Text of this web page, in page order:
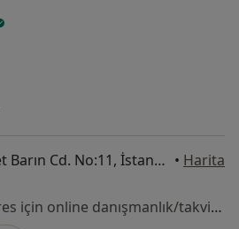
Kaleiçi Mah. Cevdet Barın Cd. No:11, İstanbul • Harita
Bu uzman ilgili adres için online danışmanlık/takvim sunmuyor.